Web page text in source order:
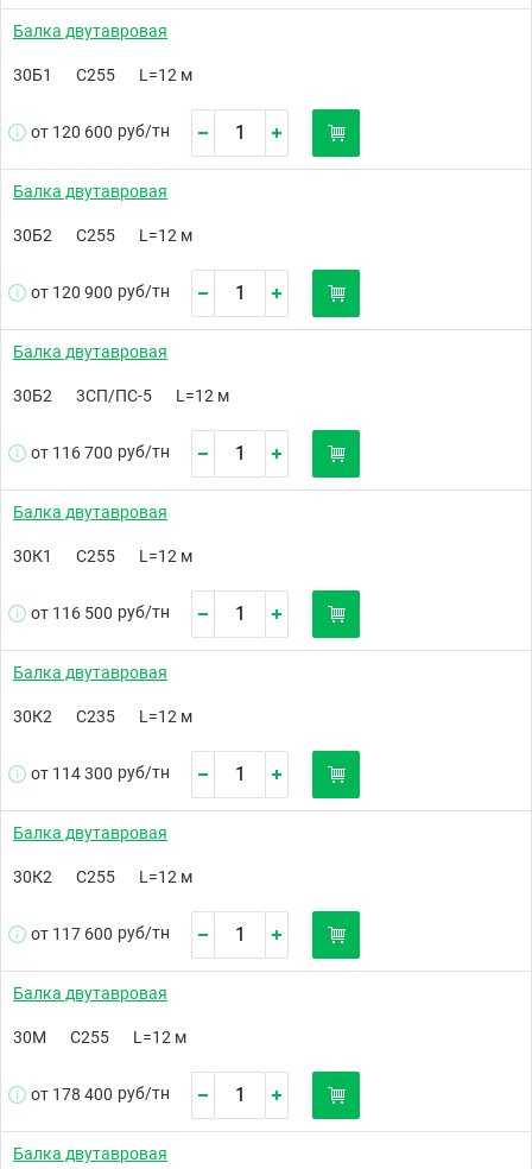
Балка двутавровая
30Б1 С255 L=12 м
от 120 600 руб/тн
Балка двутавровая
30Б2 С255 L=12 м
от 120 900 руб/тн
Балка двутавровая
30Б2 3СП/ПС-5 L=12 м
от 116 700 руб/тн
Балка двутавровая
30К1 С255 L=12 м
от 116 500 руб/тн
Балка двутавровая
30К2 С235 L=12 м
от 114 300 руб/тн
Балка двутавровая
30К2 С255 L=12 м
от 117 600 руб/тн
Балка двутавровая
30М С255 L=12 м
от 178 400 руб/тн
Балка двутавровая